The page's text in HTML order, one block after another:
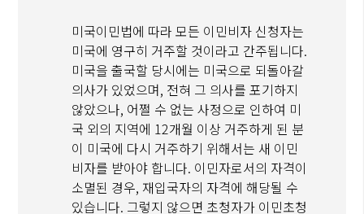
미국이민법에 따라 모든 이민비자 신청자는
미국에 영구히 거주할 것이라고 간주됩니다.
미국을 출국할 당시에는 미국으로 되돌아갈
의사가 있었으며, 전혀 그 의사를 포기하지
않았으나, 어쩔 수 없는 사정으로 인하여 미
국 외의 지역에 12개월 이상 거주하게 된 분
이 미국에 다시 거주하기 위해서는 새 이민
비자를 받아야 합니다. 이민자로서의 자격이
소멸된 경우, 재입국자의 자격에 해당될 수
있습니다. 그렇지 않으면 초청자가 이민초청